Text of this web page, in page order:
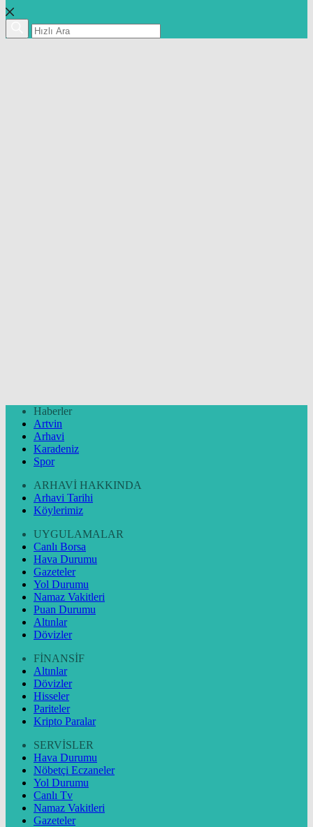
Haberler
Artvin
Arhavi
Karadeniz
Spor
ARHAVİ HAKKINDA
Arhavi Tarihi
Köylerimiz
UYGULAMALAR
Canlı Borsa
Hava Durumu
Gazeteler
Yol Durumu
Namaz Vakitleri
Puan Durumu
Altınlar
Dövizler
FİNANSİF
Altınlar
Dövizler
Hisseler
Pariteler
Kripto Paralar
SERVİSLER
Hava Durumu
Nöbetçi Eczaneler
Yol Durumu
Canlı Tv
Namaz Vakitleri
Gazeteler